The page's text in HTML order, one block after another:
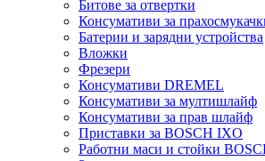
Битове за отвертки
Консумативи за
Батерии и зарядни устройства
Вложки
Фрезери
Консумативи DREMEL
Консумативи за мултишлайф
Консумативи за прав шлайф
Приставки за BOSCH IXO
Работни маси и стойки